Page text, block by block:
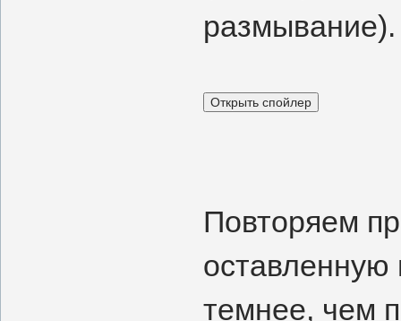
размывание).
Повторяем
темнее, чем